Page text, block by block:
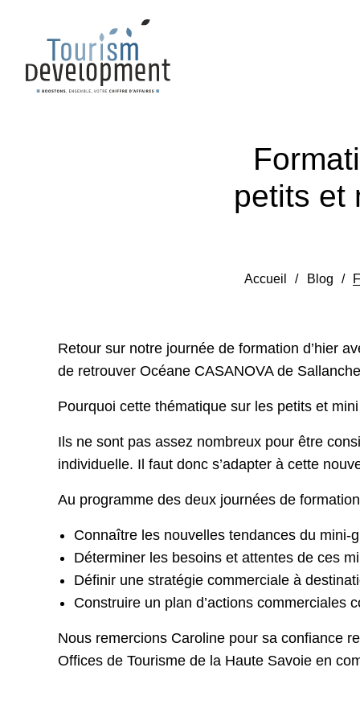
petits et
Accueil / Blog /
Retour sur notre journée de formation d’hier
de retrouver Océane CASANOVA de
Pourquoi cette thématique sur les petits et
Ils ne sont pas assez nombreux pour être
individuelle. Il faut donc s’adapter à cette
Au programme des deux journées de
Connaître les nouvelles tendances du mini-
Déterminer les besoins et attentes de ces
Définir une stratégie commerciale à
Construire un plan d’actions commerciales
Nous remercions Caroline pour sa confiance
Offices de Tourisme de la Haute Savoie en